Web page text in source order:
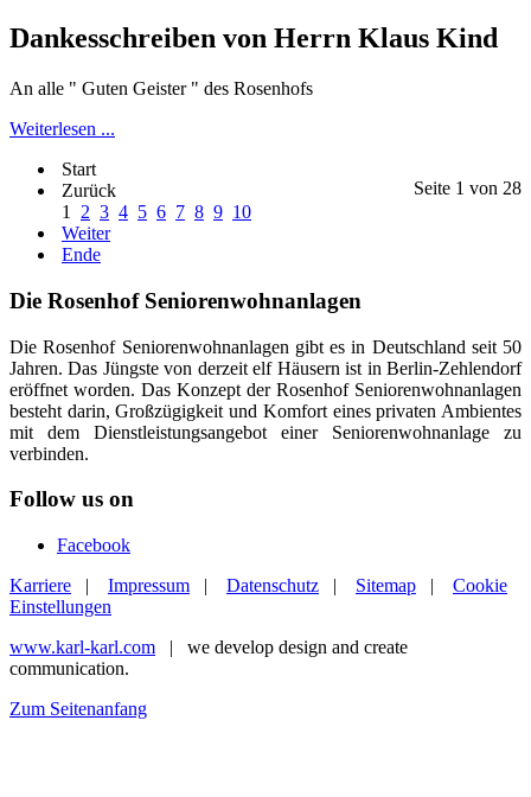
Dankesschreiben von Herrn Klaus Kind
An alle " Guten Geister " des Rosenhofs
Weiterlesen ...
Seite 1 von 28
Start
Zurück
1
2 3 4 5 6 7 8 9 10
Weiter
Ende
Die Rosenhof Seniorenwohnanlagen
Die Rosenhof Seniorenwohnanlagen gibt es in Deutschland seit 50
Jahren. Das Jüngste von derzeit elf Häusern ist in Berlin-Zehlendorf
eröffnet worden. Das Konzept der Rosenhof Seniorenwohnanlagen
besteht darin, Großzügigkeit und Komfort eines privaten Ambientes
mit dem Dienstleistungsangebot einer Seniorenwohnanlage zu
verbinden.
Follow us on
Facebook
Karriere | Impressum | Datenschutz | Sitemap | Cookie
Einstellungen
www.karl-karl.com | we develop design and create
communication.
Zum Seitenanfang